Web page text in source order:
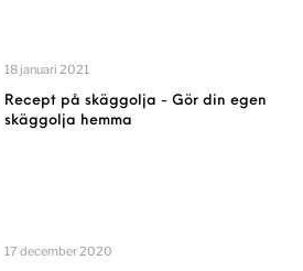
18 januari 2021
Recept på skäggolja - Gör din egen
skäggolja hemma
17 december 2020